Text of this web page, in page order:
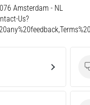
Amsterdam - NL
Us?